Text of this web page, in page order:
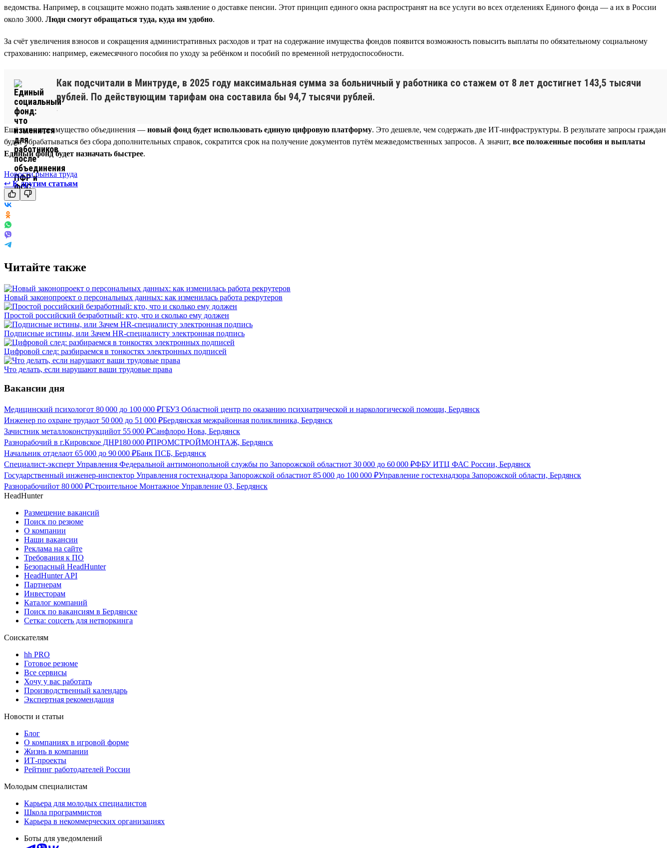
ведомства. Например, в соцзащите можно подать заявление о доставке пенсии. Этот принцип единого окна распространят на все услуги во всех отделениях Единого фонда — а их в России
около 3000. Люди смогут обращаться туда, куда им удобно.
За счёт увеличения взносов и сокращения административных расходов и трат на содержание имущества фондов появится возможность повысить выплаты по обязательному социальному
страхованию: например, ежемесячного пособия по уходу за ребёнком и пособий по временной нетрудоспособности.
Как подсчитали в Минтруде, в 2025 году максимальная сумма за больничный у работника со стажем от 8 лет достигнет 143,5 тысячи
рублей. По действующим тарифам она составила бы 94,7 тысячи рублей.
.
Ещё одно преимущество объединения — новый фонд будет использовать единую цифровую платформу. Это дешевле, чем содержать две ИТ-инфраструктуры. В результате запросы граждан
будут обрабатываться без сбора дополнительных справок, сократится срок на получение документов путём межведомственных запросов. А значит, все положенные пособия и выплаты
Единый фонд будет назначать быстрее.
Новости рынка труда
↩ К другим статьям
Читайте также
Новый законопроект о персональных данных: как изменилась работа рекрутеров
Простой российский безработный: кто, что и сколько ему должен
Подписные истины, или Зачем HR-специалисту электронная подпись
Цифровой след: разбираемся в тонкостях электронных подписей
Что делать, если нарушают ваши трудовые права
Вакансии дня
Медицинский психологот 80 000 до 100 000 ₽ГБУЗ Областной центр по оказанию психиатрической и наркологической помощи, Бердянск
Инженер по охране трудаот 50 000 до 51 000 ₽Бердянская межрайонная поликлиника, Бердянск
Зачистник металлоконструкцийот 55 000 ₽Санфлоро Нова, Бердянск
Разнорабочий в г.Кировское ДНР180 000 ₽ПРОМСТРОЙМОНТАЖ, Бердянск
Начальник отделаот 65 000 до 90 000 ₽Банк ПСБ, Бердянск
Специалист-эксперт Управления Федеральной антимонопольной службы по Запорожской областиот 30 000 до 60 000 ₽ФБУ ИТЦ ФАС России, Бердянск
Государственный инженер-инспектор Управления гостехнадзора Запорожской областиот 85 000 до 100 000 ₽Управление гостехнадзора Запорожской области, Бердянск
Разнорабочийот 80 000 ₽Строительное Монтажное Управление 03, Бердянск
HeadHunter
Размещение вакансий
Поиск по резюме
О компании
Наши вакансии
Реклама на сайте
Требования к ПО
Безопасный HeadHunter
HeadHunter API
Партнерам
Инвесторам
Каталог компаний
Поиск по вакансиям в Бердянске
Сетка: соцсеть для нетворкинга
Соискателям
hh PRO
Готовое резюме
Все сервисы
Хочу у вас работать
Производственный календарь
Экспертная рекомендация
Новости и статьи
Блог
О компаниях в игровой форме
Жизнь в компании
ИТ-проекты
Рейтинг работодателей России
Молодым специалистам
Карьера для молодых специалистов
Школа программистов
Карьера в некоммерческих организациях
Боты для уведомлений